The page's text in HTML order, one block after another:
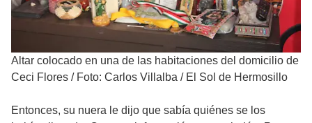
Altar colocado en una de las habitaciones del domicilio de
Ceci Flores / Foto: Carlos Villalba / El Sol de Hermosillo
Entonces, su nuera le dijo que sabía quiénes se los